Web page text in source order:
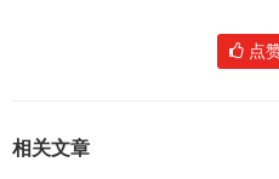
点
相关文章